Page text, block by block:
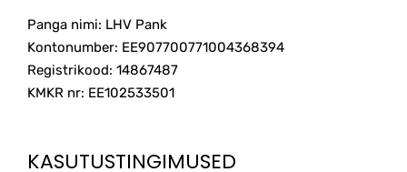
Panga nimi: LHV Pank
Kontonumber: EE907700771004368394
Registrikood: 14867487
KMKR nr: EE102533501
KASUTUSTINGIMUSED